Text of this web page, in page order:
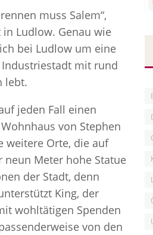
muss Salem“,
in Ludlow. Genau wie
bei Ludlow um eine
mit rund
lebt.
jeden Fall einen
von Stephen
weitere Orte, die auf
neun Meter hohe Statue
der Stadt, denn
King, der
wohltätigen Spenden
von den